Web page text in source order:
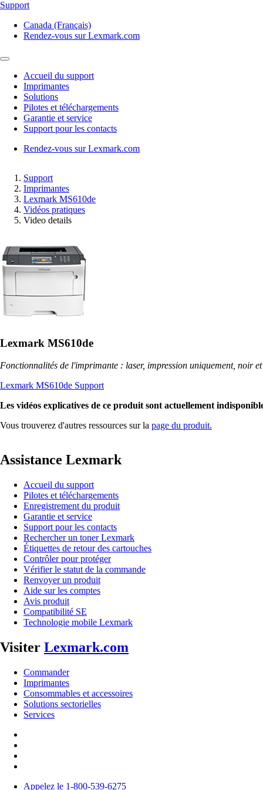
Support
Canada (Français)
Rendez-vous sur Lexmark.com
Accueil du support
Imprimantes
Solutions
Pilotes et téléchargements
Garantie et service
Support pour les contacts
Rendez-vous sur Lexmark.com
Support
Imprimantes
Lexmark MS610de
Vidéos pratiques
Video details
Lexmark MS610de
Fonctionnalités de l'imprimante : laser, impression uniquement, noir
Lexmark MS610de Support
Les vidéos explicatives de ce produit sont actuellement
Vous trouverez d'autres ressources sur la page du produit.
Assistance Lexmark
Accueil du support
Pilotes et téléchargements
Enregistrement du produit
Garantie et service
Support pour les contacts
Rechercher un toner Lexmark
Étiquettes de retour des cartouches
Contrôler pour protéger
Vérifier le statut de la commande
Renvoyer un produit
Aide sur les comptes
Avis produit
Compatibilité SE
Technologie mobile Lexmark
Visiter Lexmark.com
Commander
Imprimantes
Consommables et accessoires
Solutions sectorielles
Services
Appelez le 1-800-539-6275